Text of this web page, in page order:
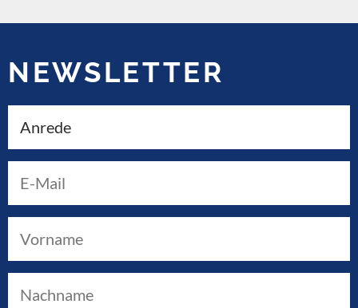
NEWSLETTER